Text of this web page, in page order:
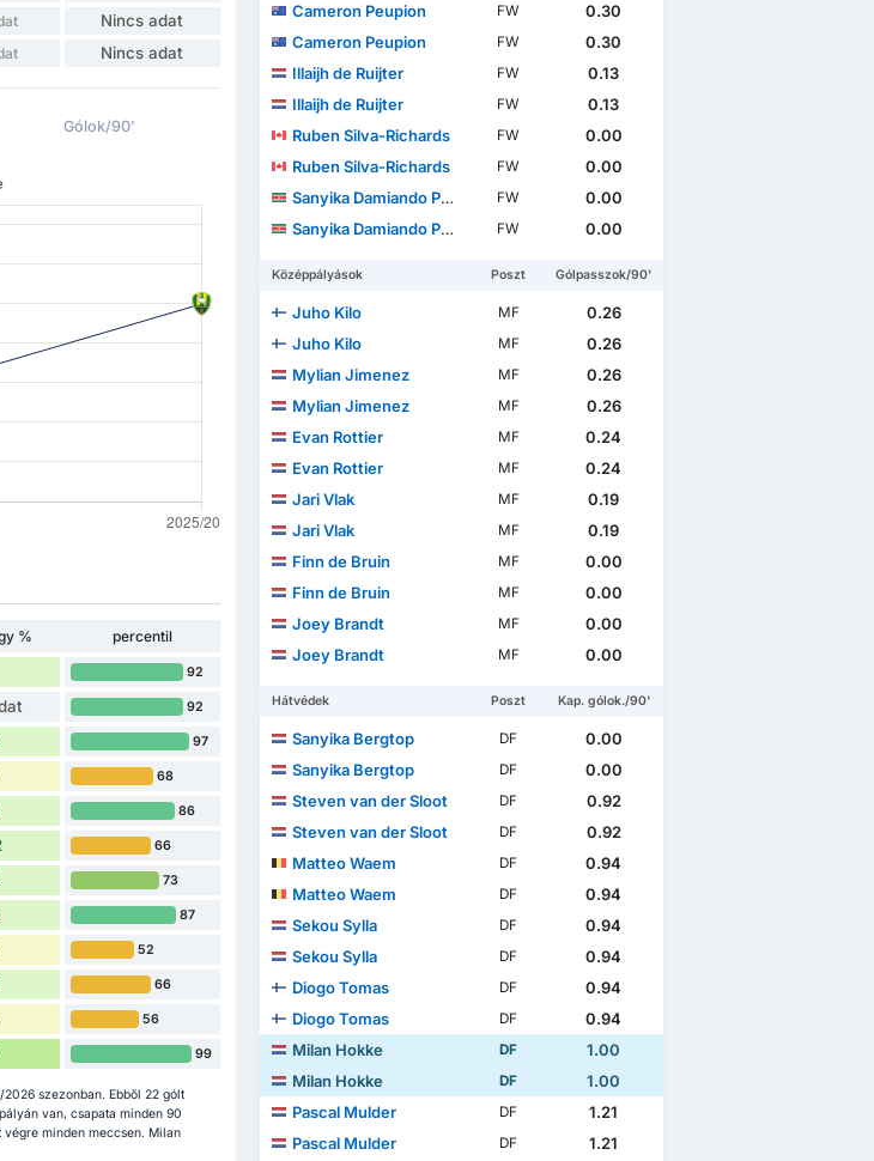
Nincs adat
Nincs adat
Gólok/90'
%
percentil
92
92
97
68
86
66
73
87
52
66
56
99
szezonban. Ebből 22 gólt
van, csapata minden 90
végre minden meccsen. Milan
Cameron Peupion
FW
0.30
Cameron Peupion
FW
0.30
Illaijh de Ruijter
FW
0.13
Illaijh de Ruijter
FW
0.13
Ruben Silva-Richards
FW
0.00
Ruben Silva-Richards
FW
0.00
Sanyika Damiando Puljhun Bergtop
FW
0.00
Sanyika Damiando Puljhun Bergtop
FW 0.00
Középpályások Poszt Gólpasszok/90'
Juho Kilo MF
0.26
Juho Kilo
MF
0.26
Mylian Jimenez
MF
0.26
Mylian Jimenez
MF
0.26
Evan Rottier
MF
0.24
Evan Rottier
MF
0.24
Jari Vlak
MF
0.19
Jari Vlak
MF
0.19
Finn de Bruin
MF
0.00
Finn de Bruin
MF
0.00
Joey Brandt
MF
0.00
Joey Brandt
MF 0.00
Hátvédek Poszt Kap. gólok./90'
Sanyika Bergtop DF
0.00
Sanyika Bergtop
DF
0.00
Steven van der Sloot
DF
0.92
Steven van der Sloot
DF
0.92
Matteo Waem
DF
0.94
Matteo Waem
DF
0.94
Sekou Sylla
DF
0.94
Sekou Sylla
DF
0.94
Diogo Tomas
DF
0.94
Diogo Tomas
DF
0.94
Milan Hokke
DF
1.00
Milan Hokke
DF
1.00
Pascal Mulder
DF
1.21
Pascal Mulder
DF
1.21